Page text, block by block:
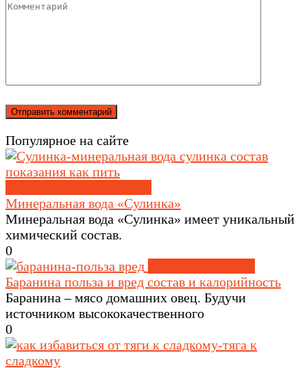
Популярное на сайте
Минеральная вода «Сулинка»
Минеральная вода «Сулинка» имеет уникальный
химический состав.
0
Баранина польза и вред состав и калорийность
Баранина – мясо домашних овец. Будучи
источником высококачественного
0